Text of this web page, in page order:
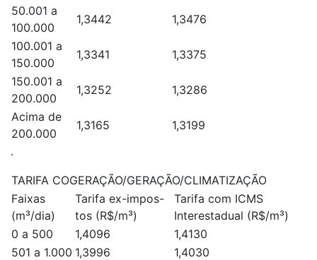
50.001 a
100.000
1,3442
1,3476
100.001 a
150.000
1,3341
1,3375
150.001 a
200.000
1,3252
1,3286
Acima de
200.000
1,3165
1,3199
.
TARIFA COGERAÇÃO/GERAÇÃO/CLIMATIZAÇÃO
Faixas
(m³/dia)
Tarifa ex-impos-
tos (R$/m³)
Tarifa com ICMS
Interestadual (R$/m³)
0 a 500
1,4096
1,4130
501 a 1.000 1,3996
1,4030